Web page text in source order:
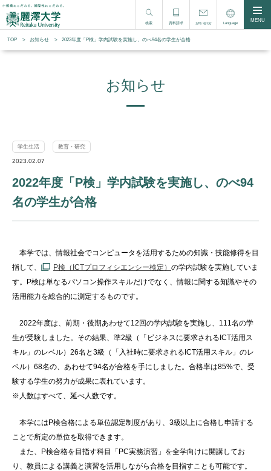
検索 資料請求 お問い合わせ Language MENU
TOP お知らせ 2022年度「P検」学内試験を実施し、のべ94名の学生が合格
お知らせ
学生生活 教育・研究
2023.02.07
2022年度「P検」学内試験を実施し、のべ94
名の学生が合格
本学では、情報社会でコンピュータを活用するための知識・技能修得を目
指して、
P検（ICTプロフィシエンシー検定） の学内試験を実施していま
す。P検は単なるパソコン操作スキルだけでなく、情報に関する知識やその
活用能力を総合的に測定するものです。
2022年度は、前期・後期あわせて12回の学内試験を実施し、111名の学
生が受験しました。その結果、準2級（「ビジネスに要求されるICT活用ス
キル」のレベル）26名と3級（「入社時に要求されるICT活用スキル」のレ
ベル）68名の、あわせて94名が合格を手にしました。合格率は85%で、受
験する学生の努力が成果に表れています。
※人数はすべて、延べ人数です。
本学にはP検合格による単位認定制度があり、3級以上に合格し申請する
ことで所定の単位を取得できます。
また、P検合格を目指す科目「PC実務演習」を全学向けに開講してお
り、教員による講義と演習を活用しながら合格を目指すことも可能です。